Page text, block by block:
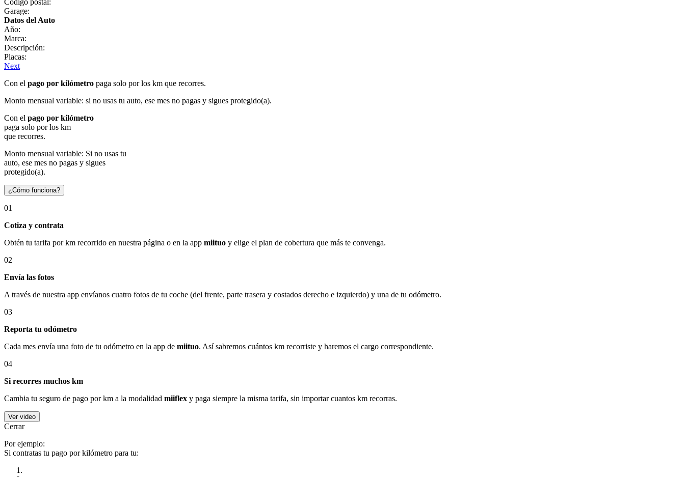
Garage:
Datos del Auto
Año:
Marca:
Descripción:
Placas:
Next
Con el pago por kilómetro paga solo por los km que recorres.
Monto mensual variable: si no usas tu auto, ese mes no pagas y sigues protegido(a).
Con el pago por kilómetro
paga solo por los km
que recorres.
Monto mensual variable: Si no usas tu
auto, ese mes no pagas y sigues
protegido(a).
¿Cómo funciona?
01
Cotiza y contrata
Obtén tu tarifa por km recorrido en nuestra página o en la app miituo y elige el plan de cobertura que más te convenga.
02
Envía las fotos
A través de nuestra app envíanos cuatro fotos de tu coche (del frente, parte trasera y costados derecho e izquierdo) y una de tu odómetro.
03
Reporta tu odómetro
Cada mes envía una foto de tu odómetro en la app de miituo. Así sabremos cuántos km recorriste y haremos el cargo correspondiente.
04
Si recorres muchos km
Cambia tu seguro de pago por km a la modalidad miiflex y paga siempre la misma tarifa, sin importar cuantos km recorras.
Ver video
Cerrar
Por ejemplo:
Si contratas tu pago por kilómetro para tu: